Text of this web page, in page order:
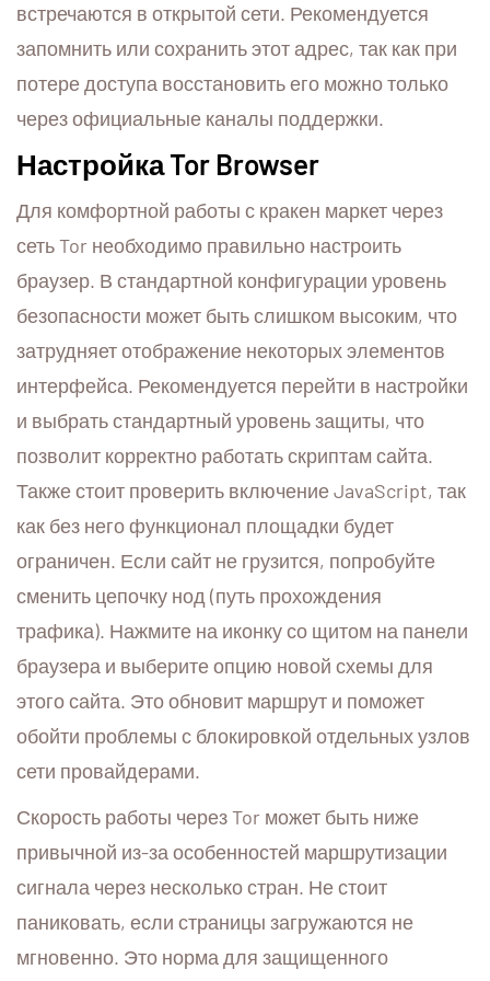
встречаются в открытой сети. Рекомендуется
запомнить или сохранить этот адрес, так как при
потере доступа восстановить его можно только
через официальные каналы поддержки.
Настройка Tor Browser
Для комфортной работы с кракен маркет через
сеть Tor необходимо правильно настроить
браузер. В стандартной конфигурации уровень
безопасности может быть слишком высоким, что
затрудняет отображение некоторых элементов
интерфейса. Рекомендуется перейти в настройки
и выбрать стандартный уровень защиты, что
позволит корректно работать скриптам сайта.
Также стоит проверить включение JavaScript, так
как без него функционал площадки будет
ограничен. Если сайт не грузится, попробуйте
сменить цепочку нод (путь прохождения
трафика). Нажмите на иконку со щитом на панели
браузера и выберите опцию новой схемы для
этого сайта. Это обновит маршрут и поможет
обойти проблемы с блокировкой отдельных узлов
сети провайдерами.
Скорость работы через Tor может быть ниже
привычной из-за особенностей маршрутизации
сигнала через несколько стран. Не стоит
паниковать, если страницы загружаются не
мгновенно. Это норма для защищенного